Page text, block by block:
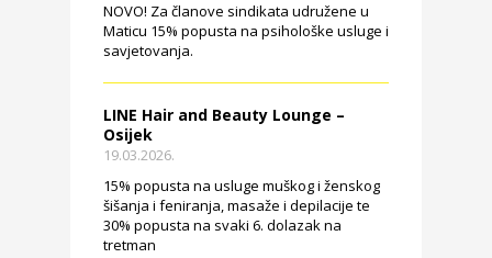
NOVO! Za članove sindikata udružene u
Maticu 15% popusta na psihološke usluge i
savjetovanja.
LINE Hair and Beauty Lounge –
Osijek
19.03.2026.
15% popusta na usluge muškog i ženskog
šišanja i feniranja, masaže i depilacije te
30% popusta na svaki 6. dolazak na
tretman